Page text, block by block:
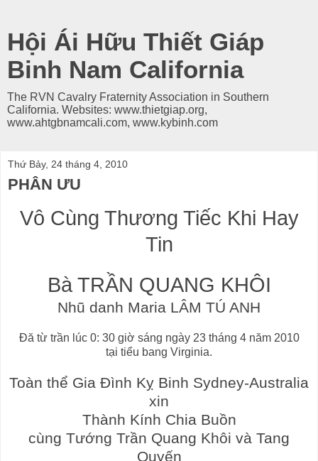
Hội Ái Hữu Thiết Giáp
Binh Nam California
The RVN Cavalry Fraternity Association in Southern
California. Websites: www.thietgiap.org,
www.ahtgbnamcali.com, www.kybinh.com
Thứ Bảy, 24 tháng 4, 2010
PHÂN ƯU
Vô Cùng Thương Tiếc Khi Hay
Tin
Bà TRẦN QUANG KHÔI
Nhũ danh Maria LÂM TÚ ANH
Đă từ trần lúc 0: 30 giờ sáng ngày 23 tháng 4 năm 2010
tại tiểu bang Virginia.
Toàn thể Gia Đình Kỵ Binh Sydney-Australia
xin
Thành Kính Chia Buồn
cùng Tướng Trần Quang Khôi và Tang
Quyến